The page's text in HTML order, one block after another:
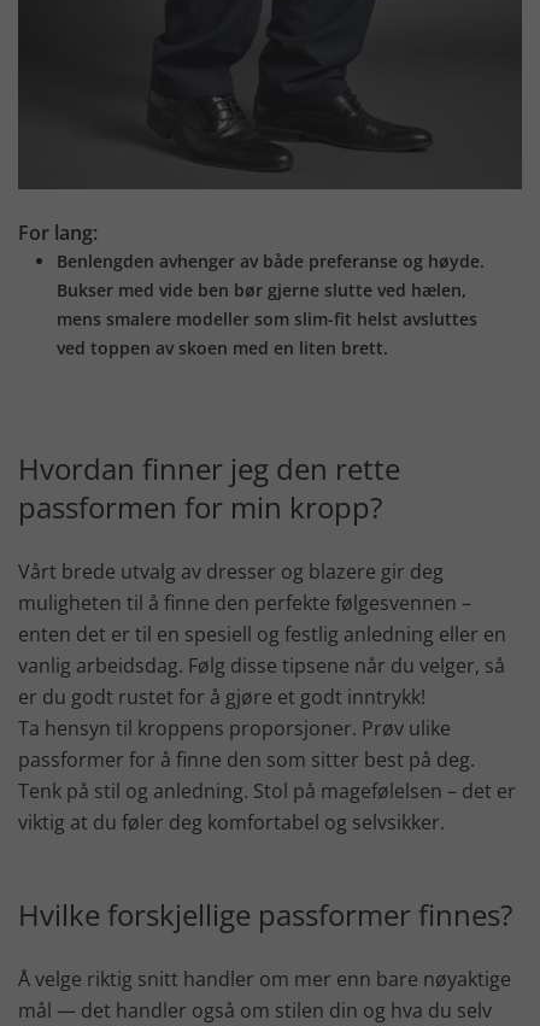
For lang:
Benlengden avhenger av både preferanse og høyde.
Bukser med vide ben bør gjerne slutte ved hælen,
mens smalere modeller som slim-fit helst avsluttes
ved toppen av skoen med en liten brett.
Hvordan finner jeg den rette
passformen for min kropp?
Vårt brede utvalg av dresser og blazere gir deg
muligheten til å finne den perfekte følgesvennen –
enten det er til en spesiell og festlig anledning eller en
vanlig arbeidsdag. Følg disse tipsene når du velger, så
er du godt rustet for å gjøre et godt inntrykk!
Ta hensyn til kroppens proporsjoner. Prøv ulike
passformer for å finne den som sitter best på deg.
Tenk på stil og anledning. Stol på magefølelsen – det er
viktig at du føler deg komfortabel og selvsikker.
Hvilke forskjellige passformer finnes?
Å velge riktig snitt handler om mer enn bare nøyaktige
mål — det handler også om stilen din og hva du selv